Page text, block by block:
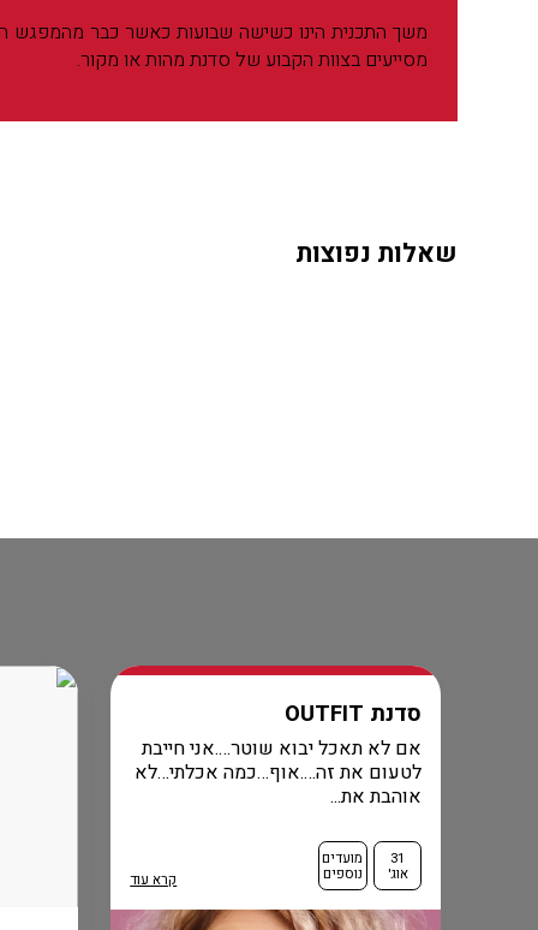
משך התכנית הינו כשישה שבועות כאשר כבר מהמפגש
מסייעים בצוות הקבוע של סדנת מהות או מקור.
שאלות נפוצות
סדנת OUTFIT
אם לא תאכל יבוא שוטר….אני חייבת
לטעום את זה….אוף…כמה אכלתי…לא
אוהבת את...
31
אוג'
מועדים
נוספים קרא עוד